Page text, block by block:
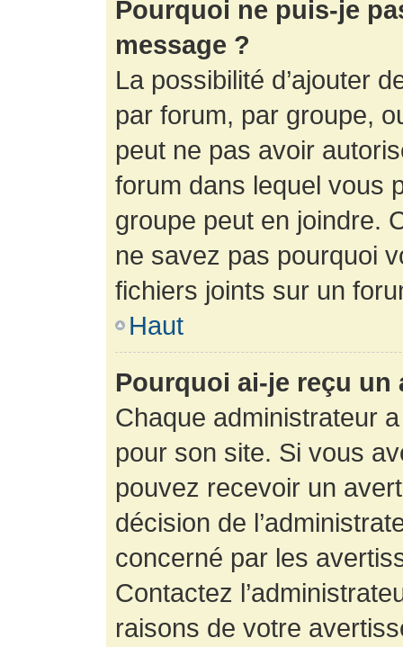
Pourquoi ne puis-je
message ?
La possibilité d’ajouter
par forum, par groupe,
peut ne pas avoir
forum dans lequel vous
groupe peut en joindre.
ne savez pas pourquoi
fichiers joints sur un
Haut
Pourquoi ai-je reçu un
Chaque administrateur
pour son site. Si vous
pouvez recevoir un
décision de
concerné par les
Contactez
raisons de votre